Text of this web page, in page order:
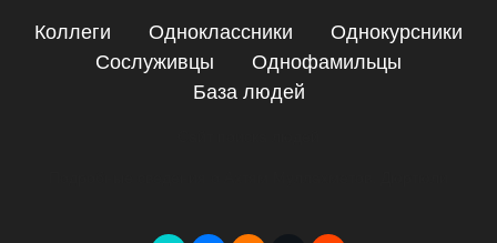
Коллеги Одноклассники
Однокурсники
Сослуживцы
Однофамильцы
База людей